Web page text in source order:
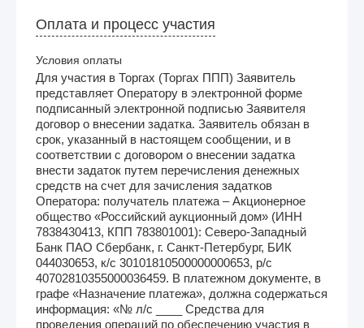
Оплата и процесс участия
Условия оплаты
Для участия в Торгах (Торгах ППП) Заявитель
представляет Оператору в электронной форме
подписанный электронной подписью Заявителя
договор о внесении задатка. Заявитель обязан в
срок, указанный в настоящем сообщении, и в
соответствии с договором о внесении задатка
внести задаток путем перечисления денежных
средств на счет для зачисления задатков
Оператора: получатель платежа – Акционерное
общество «Российский аукционный дом» (ИНН
7838430413, КПП 783801001): Северо-Западный
Банк ПАО Сбербанк, г. Санкт-Петербург, БИК
044030653, к/с 30101810500000000653, р/с
40702810355000036459. В платежном документе, в
графе «Назначение платежа», должна содержаться
информация: «№ л/с ____ Средства для
проведения операций по обеспечению участия в